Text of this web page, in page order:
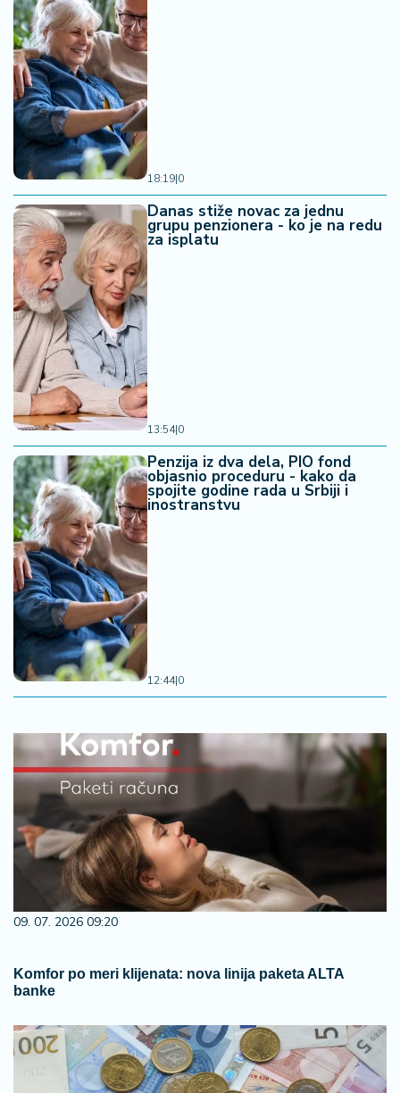
18:19|0
Danas stiže novac za jednu
grupu penzionera - ko je na redu
za isplatu
13:54|0
Penzija iz dva dela, PIO fond
objasnio proceduru - kako da
spojite godine rada u Srbiji i
inostranstvu
12:44|0
09. 07. 2026 09:20
Komfor po meri klijenata: nova linija paketa ALTA
banke